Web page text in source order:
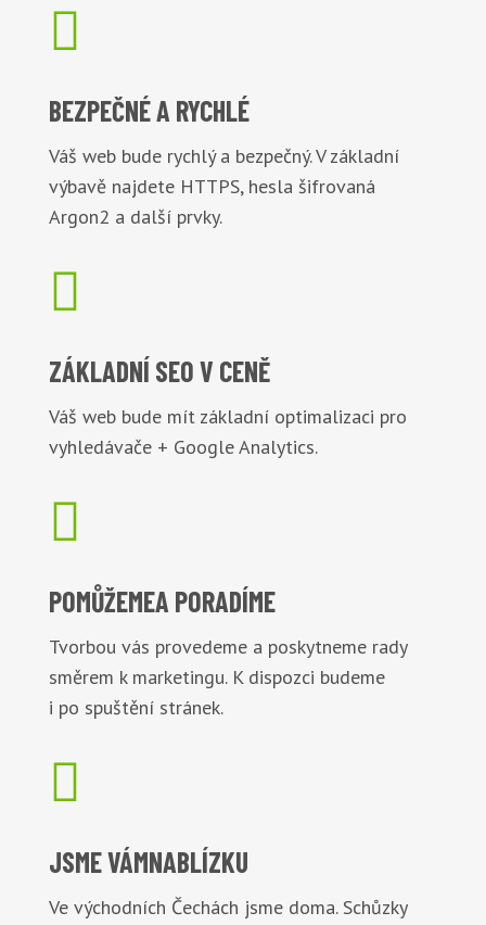

BEZPEČNÉA RYCHLÉ
Váš web bude rychlý a bezpečný. V základní
výbavě najdete HTTPS, hesla šifrovaná
Argon2 a další prvky.

ZÁKLADNÍ SEO V CENĚ
Váš web bude mít základní optimalizaci pro
vyhledávače + Google Analytics.

POMŮŽEMEA PORADÍME
Tvorbou vás provedeme a poskytneme rady
směrem k marketingu. K dispozci budeme
i po spuštění stránek.

JSME VÁMNABLÍZKU
Ve východních Čechách jsme doma. Schůzky